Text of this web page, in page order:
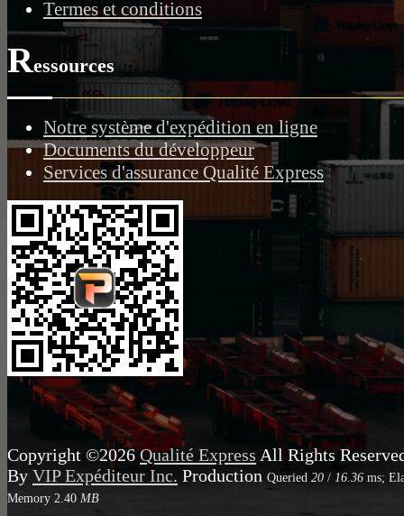
Termes et conditions
Ressources
Notre système d'expédition en ligne
Documents du développeur
Services d'assurance Qualité Express
Copyright ©2026Qualité Express All Rights
By VIP Expéditeur Inc. Production Queried 20 / 16.36 ms;
Memory 2.40 MB